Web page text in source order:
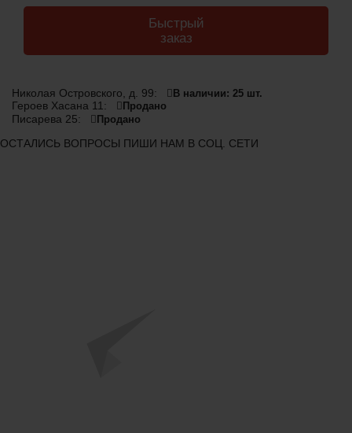
Быстрый
заказ
Николая Островского, д. 99: В наличии: 25 шт.
Героев Хасана 11: Продано
Писарева 25: Продано
ОСТАЛИСЬ ВОПРОСЫ ПИШИ НАМ В СОЦ. СЕТИ